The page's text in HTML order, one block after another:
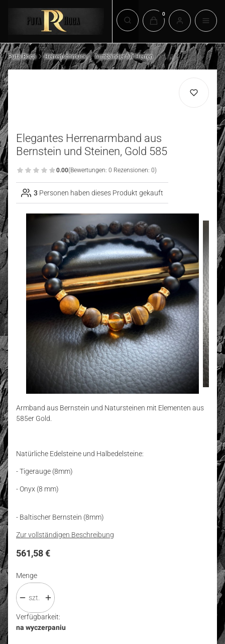
Suchmaschine öffnen
Produkte im
Puta Roca Herrenschmuck Armbänder für Herren
Elegantes Herrenarmband aus
Bernstein und Steinen, Gold 585
0.00(Bewertungen: 0 Rezensionen: 0)
3 Personen haben dieses Produkt gekauft
Armband aus Bernstein und Natursteinen mit Elementen aus
585er Gold.
Natürliche Edelsteine und Halbedelsteine:
- Tigerauge (8mm)
- Onyx (8 mm)
- Baltischer Bernstein (8mm)
Zur vollständigen Beschreibung
Preis
561,58 €
Menge
szt.
Verfügbarkeit:
na wyczerpaniu